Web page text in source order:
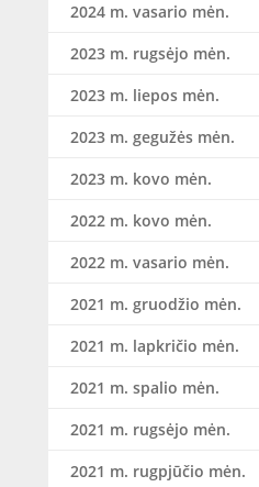
2024 m. vasario mėn.
2023 m. rugsėjo mėn.
2023 m. liepos mėn.
2023 m. gegužės mėn.
2023 m. kovo mėn.
2022 m. kovo mėn.
2022 m. vasario mėn.
2021 m. gruodžio mėn.
2021 m. lapkričio mėn.
2021 m. spalio mėn.
2021 m. rugsėjo mėn.
2021 m. rugpjūčio mėn.